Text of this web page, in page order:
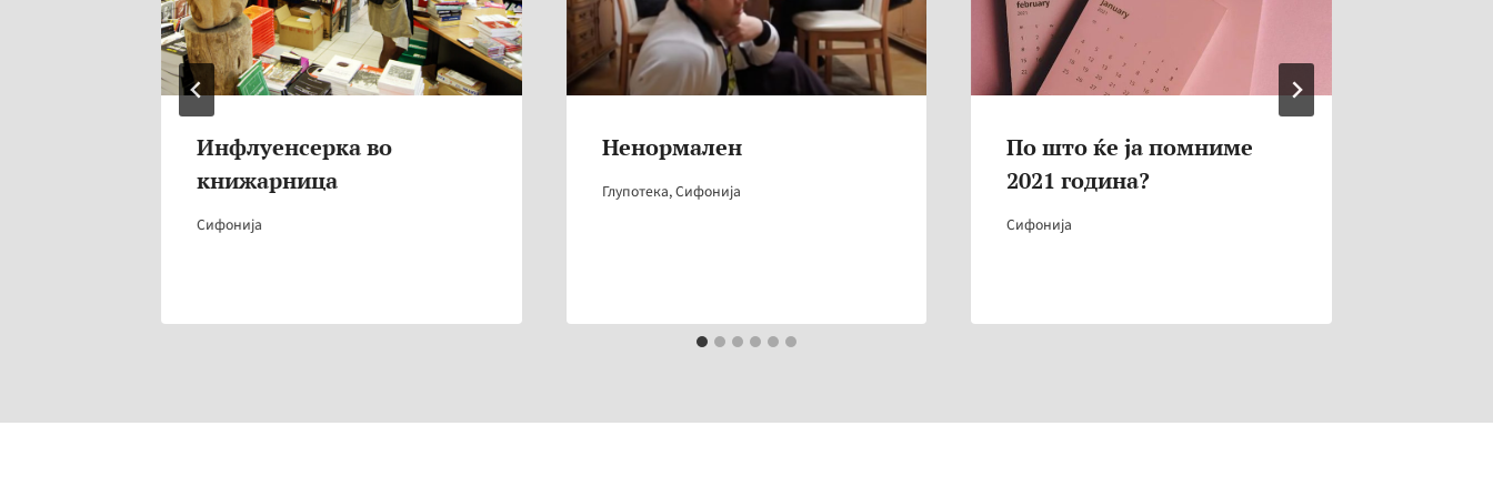
Инфлуенсерка во
книжарница
Сифонија
Ненормален
Глупотека,Сифонија
По што ќе ја помниме
2021 година?
Сифонија